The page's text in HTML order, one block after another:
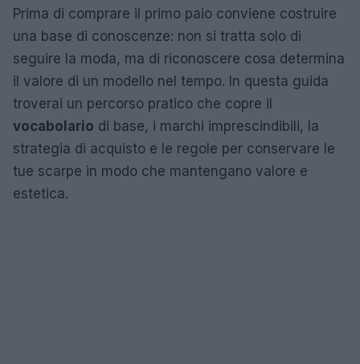
Prima di comprare il primo paio conviene costruire
una base di conoscenze: non si tratta solo di
seguire la moda, ma di riconoscere cosa determina
il valore di un modello nel tempo. In questa guida
troverai un percorso pratico che copre il
vocabolario di base, i marchi imprescindibili, la
strategia di acquisto e le regole per conservare le
tue scarpe in modo che mantengano valore e
estetica.